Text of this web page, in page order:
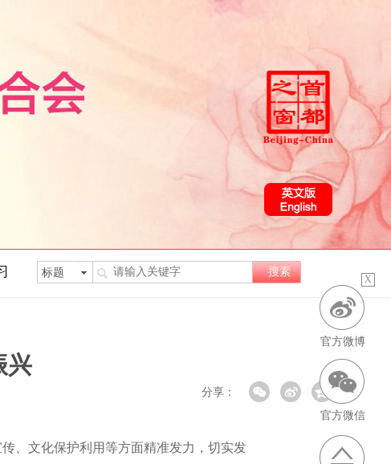
兴
分享：
、文化保护利用等方面精准发力，切实发
官方微博
官方微信
X